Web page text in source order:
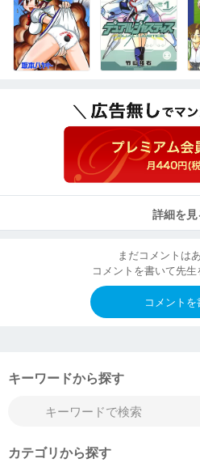
詳細を見
まだコメントは
コメントを書いて先生
コメントを
キーワードから探す
カテゴリから探す